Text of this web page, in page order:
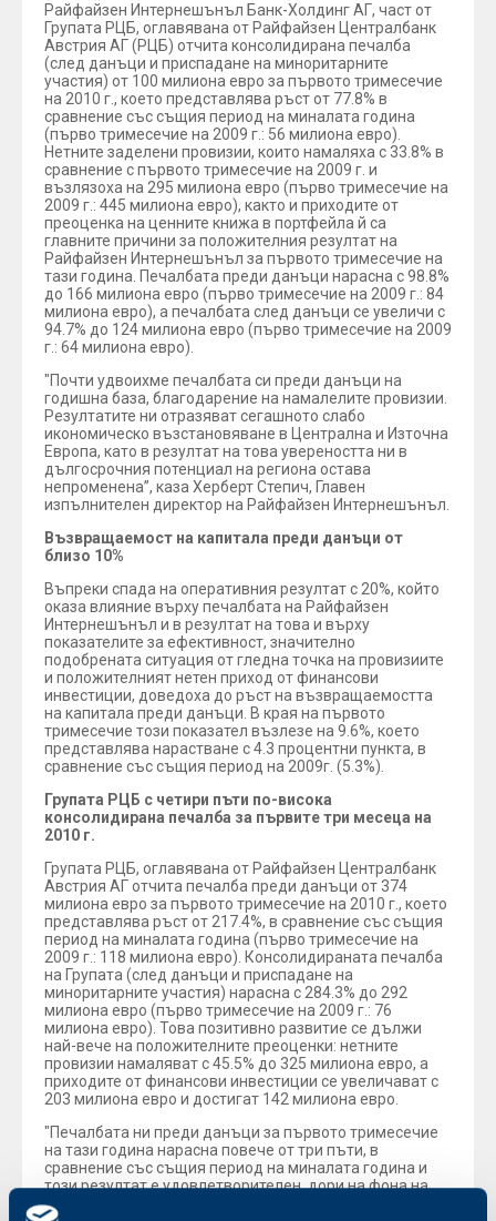
Райфайзен Интернешънъл Банк-Холдинг АГ, част от
Групата РЦБ, оглавявана от Райфайзен Централбанк
Австрия АГ (РЦБ) отчита консолидирана печалба
(след данъци и приспадане на миноритарните
участия) от 100 милиона евро за първото тримесечие
на 2010 г., което представлява ръст от 77.8% в
сравнение със същия период на миналата година
(първо тримесечие на 2009 г.: 56 милиона евро).
Нетните заделени провизии, които намаляха с 33.8% в
сравнение с първото тримесечие на 2009 г. и
възлязоха на 295 милиона евро (първо тримесечие на
2009 г.: 445 милиона евро), както и приходите от
преоценка на ценните книжа в портфейла й са
главните причини за положителния резултат на
Райфайзен Интернешънъл за първото тримесечие на
тази година. Печалбата преди данъци нарасна с 98.8%
до 166 милиона евро (първо тримесечие на 2009 г.: 84
милиона евро), а печалбата след данъци се увеличи с
94.7% до 124 милиона евро (първо тримесечие на 2009
г.: 64 милиона евро).
"Почти удвоихме печалбата си преди данъци на
годишна база, благодарение на намалелите провизии.
Резултатите ни отразяват сегашното слабо
икономическо възстановяване в Централна и Източна
Европа, като в резултат на това увереността ни в
дългосрочния потенциал на региона остава
непроменена”, каза Херберт Степич, Главен
изпълнителен директор на Райфайзен Интернешънъл.
Възвращаемост на капитала преди данъци от
близо 10%
Въпреки спада на оперативния резултат с 20%, който
оказа влияние върху печалбата на Райфайзен
Интернешънъл и в резултат на това и върху
показателите за ефективност, значително
подобрената ситуация от гледна точка на провизиите
и положителният нетен приход от финансови
инвестиции, доведоха до ръст на възвращаемостта
на капитала преди данъци. В края на първото
тримесечие този показател възлезе на 9.6%, което
представлява нарастване с 4.3 процентни пункта, в
сравнение със същия период на 2009г. (5.3%).
Групата РЦБ с четири пъти по-висока
консолидирана печалба за първите три месеца на
2010 г.
Групата РЦБ, оглавявана от Райфайзен Централбанк
Австрия АГ отчита печалба преди данъци от 374
милиона евро за първото тримесечие на 2010 г., което
представлява ръст от 217.4%, в сравнение със същия
период на миналата година (първо тримесечие на
2009 г.: 118 милиона евро). Консолидираната печалба
на Групата (след данъци и приспадане на
миноритарните участия) нарасна с 284.3% до 292
милиона евро (първо тримесечие на 2009 г.: 76
милиона евро). Това позитивно развитие се дължи
най-вече на положителните преоценки: нетните
провизии намаляват с 45.5% до 325 милиона евро, а
приходите от финансови инвестиции се увеличават с
203 милиона евро и достигат 142 милиона евро.
"Печалбата ни преди данъци за първото тримесечие
на тази година нарасна повече от три пъти, в
сравнение със същия период на миналата година и
този резултат е удовлетворителен, дори на фона на
лекия спад на оперативния ни бизнес. Стабилната ни